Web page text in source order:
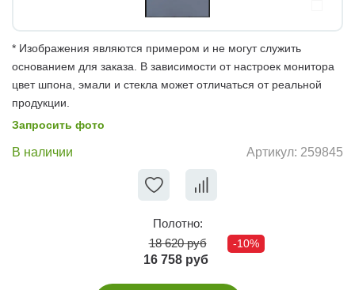
* Изображения являются примером и не могут служить
основанием для заказа. В зависимости от настроек монитора
цвет шпона, эмали и стекла может отличаться от реальной
продукции.
Запросить фото
В наличии Артикул: 259845
Полотно:
18 620 руб
-10%
16 758 руб